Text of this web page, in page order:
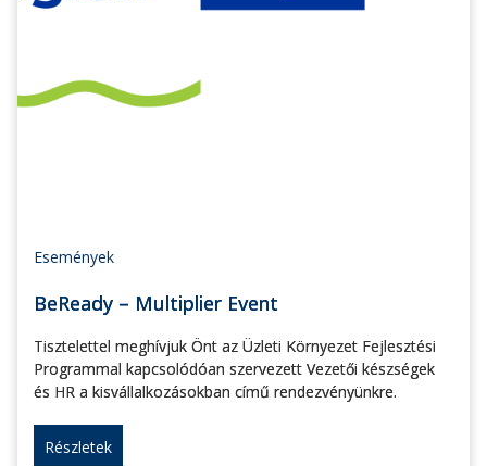
Események
BeReady – Multiplier Event
Tisztelettel meghívjuk Önt az Üzleti Környezet Fejlesztési
Programmal kapcsolódóan szervezett Vezetői készségek
és HR a kisvállalkozásokban című rendezvényünkre.
Részletek